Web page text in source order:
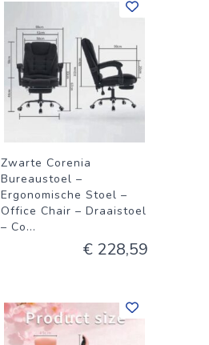
Zwarte Corenia
Bureaustoel –
Ergonomische Stoel –
Office Chair – Draaistoel
– Co...
€ 228,59